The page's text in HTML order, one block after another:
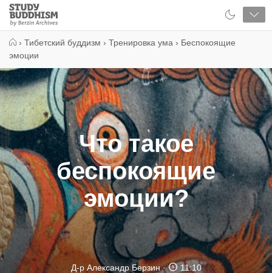
Close
Study
Buddhism
› Тибетский буддизм › Тренировка ума › Беспокоящие
эмоции
Что такое
беспокоящие
эмоции?
Д-р Александр Берзин 11:10